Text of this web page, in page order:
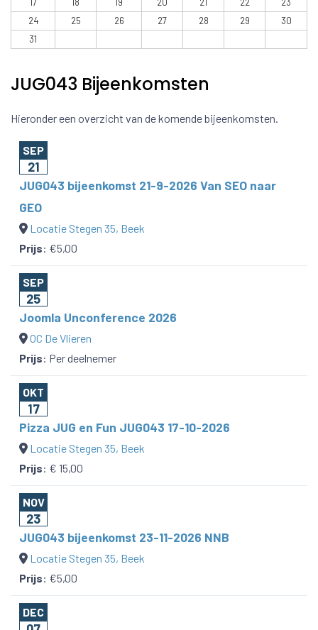
24
25 26 27 28 29
30
31
JUG043 Bijeenkomsten
Hieronder een overzicht van de komende bijeenkomsten.
SEP
21
JUG043 bijeenkomst 21-9-2026 Van SEO naar
GEO
Locatie Stegen 35, Beek
Prijs: €5,00
SEP
25
Joomla Unconference 2026
OC De Vlieren
Prijs: Per deelnemer
OKT
17
Pizza JUG en Fun JUG043 17-10-2026
Locatie Stegen 35, Beek
Prijs: € 15,00
NOV
23
JUG043 bijeenkomst 23-11-2026 NNB
Locatie Stegen 35, Beek
Prijs: €5,00
DEC